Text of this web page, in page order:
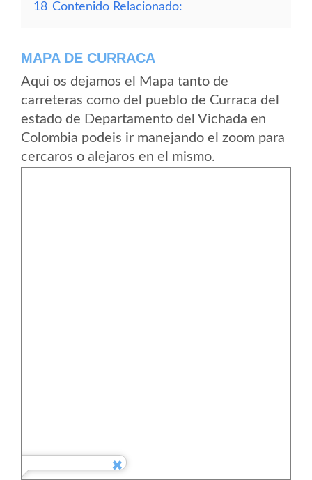
18 Contenido Relacionado:
MAPA DE CURRACA
Aqui os dejamos el Mapa tanto de
carreteras como del pueblo de Curraca del
estado de Departamento del Vichada en
Colombia podeis ir manejando el zoom para
cercaros o alejaros en el mismo.